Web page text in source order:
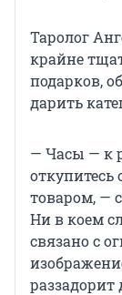
Таролог
крайне
подарков,
дарить
— Часы — к
откупитесь
товаром, —
Ни в коем
связано с